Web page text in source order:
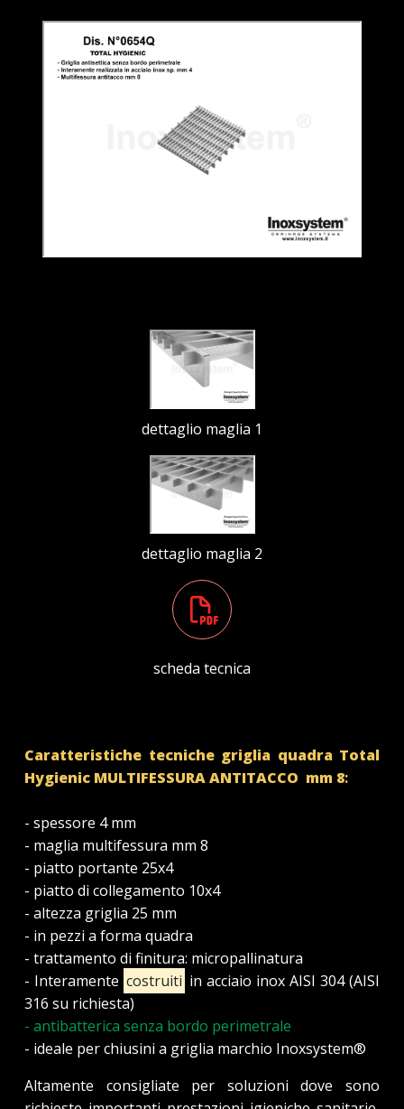
dettaglio maglia 1
dettaglio maglia 2
scheda tecnica
Caratteristiche tecniche griglia quadra Total
Hygienic MULTIFESSURAANTITACCO mm 8:
- spessore 4 mm
- maglia multifessura mm 8
- piatto portante 25x4
- piatto di collegamento 10x4
- altezza griglia 25 mm
- in pezzi a forma quadra
- trattamento di finitura: micropallinatura
- Interamente costruiti in acciaio inox AISI 304 (AISI
316 su richiesta)
- antibatterica senza bordo perimetrale
- ideale per chiusini a griglia marchio Inoxsystem®
Altamente consigliate per soluzioni dove sono